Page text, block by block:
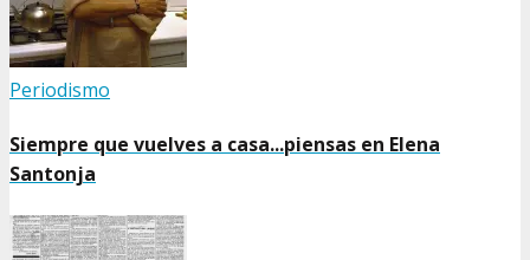
Periodismo
Siempre que vuelves a casa...piensas en Elena
Santonja